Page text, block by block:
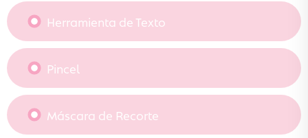
Herramienta de Texto
Pincel
Máscara de Recorte